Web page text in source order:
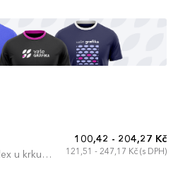
u krku s
100,42 - 204,27 Kč
121,51 - 247,17 Kč (s DPH)